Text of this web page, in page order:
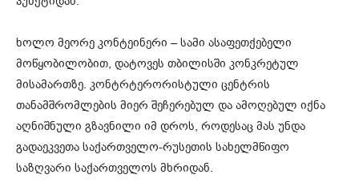
ხოლო მეორე კონტეინერი – სამი ასაფეთქებელი
მოწყობილობით, დატოვეს თბილისში კონკრეტულ
მისამართზე. კონტრტერორისტული ცენტრის
თანამშრომლების მიერ შეჩერებულ და ამოღებულ იქნა
აღნიშნული გზავნილი იმ დროს, როდესაც მას უნდა
გადაეკვეთა საქართველო-რუსეთის სახელმწიფო
საზღვარი საქართველოს მხრიდან.